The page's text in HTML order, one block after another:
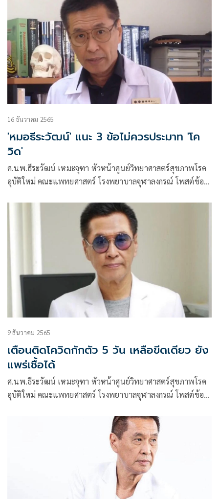
16 ธันวาคม 2565
'หมอธีระวัฒน์' แนะ 3 ข้อไม่ควรประมาท 'โค
วิด'
ศ.นพ.ธีระวัฒน์ เหมะจุฑา หัวหน้าศูนย์วิทยาศาสตร์สุขภาพโรค
อุบัติใหม่ คณะแพทยศาสตร์ โรงพยาบาลจุฬาลงกรณ์ โพสต์ข้อ
9 ธันวาคม 2565
เตือนติดโควิดกักตัว 5 วัน เหลือขีดเดียว ยัง
แพร่เชื้อได้
ศ.นพ.ธีระวัฒน์ เหมะจุฑา หัวหน้าศูนย์วิทยาศาสตร์สุขภาพโรค
อุบัติใหม่ คณะแพทยศาสตร์ โรงพยาบาลจุฬาลงกรณ์ โพสต์ข้อ